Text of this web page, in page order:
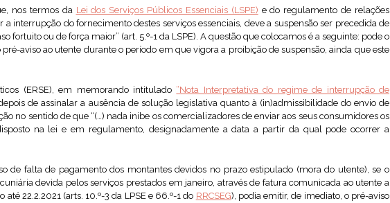
nos termos da Lei dos Serviços Públicos Essenciais (LSPE) e do regulamento de relações
interrupção do fornecimento destes serviços essenciais, deve a suspensão ser precedida de
fortuito ou de força maior” (art. 5.º-1 da LSPE). A questão que colocamos é a seguinte: pode o
aviso ao utente durante o período em que vigora a proibição de suspensão, ainda que este
(ERSE), em memorando intitulado “Nota Interpretativa do regime de interrupção de
de assinalar a ausência de solução legislativa quanto à (in)admissibilidade do envio de
no sentido de que “(…) nada inibe os comercializadores de enviar aos seus consumidores os
na lei e em regulamento, designadamente a data a partir da qual pode ocorrer a
de falta de pagamento dos montantes devidos no prazo estipulado (mora do utente), se o
devida pelos serviços prestados em janeiro, através de fatura comunicada ao utente a
22.2.2021 (arts. 10.º-3 da LPSE e 66.º-1 do RRCSEG), podia emitir, de imediato, o pré-aviso